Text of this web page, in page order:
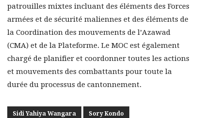
patrouilles mixtes incluant des éléments des Forces
armées et de sécurité maliennes et des éléments de
la Coordination des mouvements de l’Azawad
(CMA) et de la Plateforme. Le MOC est également
chargé de planifier et coordonner toutes les actions
et mouvements des combattants pour toute la
durée du processus de cantonnement.
Sidi Yahiya Wangara Sory Kondo